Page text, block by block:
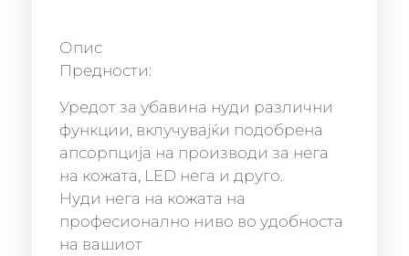
Опис
Предности:
Уредот за убавина нуди различни
функции, вклучувајќи подобрена
апсорпција на производи за нега
на кожата, LED нега и друго.
Нуди нега на кожата на
професионално ниво во удобноста
на вашиот